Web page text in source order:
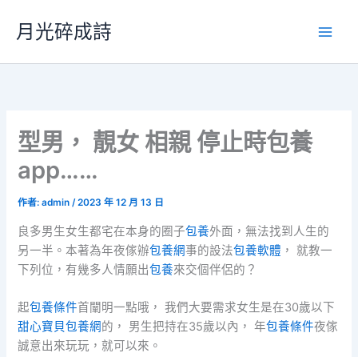
要
月光碎成詩
型男， 靚女 相親 停止時包養
app……
作者:admin/2023 年 12 月 13 日
良多男生女生都宅在本身的圈子包養外面，無法找到人生的
另一半。本著為年夜傢辦包養網事的設法包養軟體 ， 就教一
下列位，有幾多人情願出包養來交個伴侶的？
起包養條件首闡明一點哦， 我們大要需求女生是在30歲以下
甜心寶貝包養網的， 男生把持在35歲以內， 年包養條件夜傢
誠意出來玩玩，就可以來。